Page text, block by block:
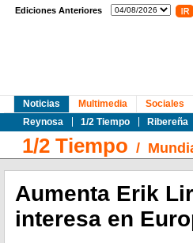
Ediciones Anteriores
Noticias
Reynosa
1/2 Tiempo Ribereña
Multimedia Sociales
1/2 Tiempo /
Aumenta Erik
interesa en